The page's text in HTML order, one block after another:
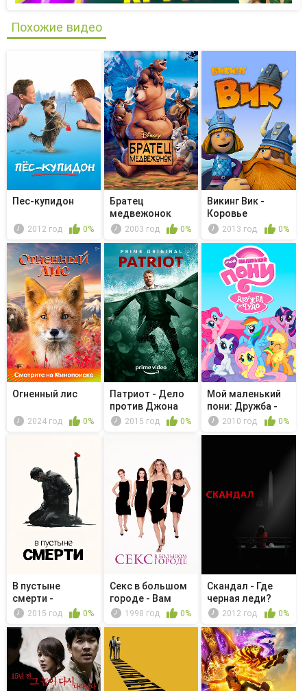
Похожие видео
Пес-купидон
2012 год 0%
Братец
медвежонок
2003 год 0%
Викинг Вик -
Коровье
упрямство
2013 год 0%
Огненный лис
2024 год 0%
Патриот - Дело
против Джона
Лэйкмана
2015 год 0%
Мой маленький
пони: Дружба -
это чудо...
2010 год 0%
В пустыне
смерти -
Соловей больше
2015 год 0%
Секс в большом
городе - Вам
понравилось?
1998 год 0%
Скандал - Где
черная леди?
2012 год 0%